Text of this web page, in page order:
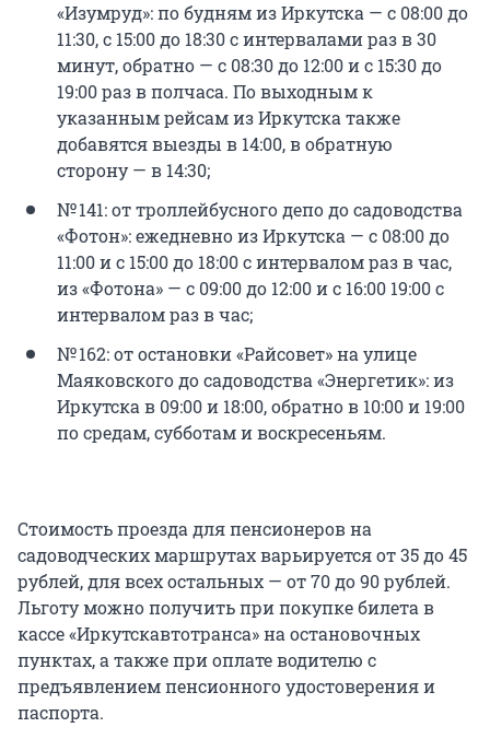
«Изумруд»: по будням из Иркутска — с 08:00 до
11:30, с 15:00 до 18:30 с интервалами раз в 30
минут, обратно — с 08:30 до 12:00 и с 15:30 до
19:00 раз в полчаса. По выходным к
указанным рейсам из Иркутска также
добавятся выезды в 14:00, в обратную
сторону — в 14:30;
№ 141: от троллейбусного депо до садоводства
«Фотон»: ежедневно из Иркутска — с 08:00 до
11:00 и с 15:00 до 18:00 с интервалом раз в час,
из «Фотона» — с 09:00 до 12:00 и с 16:00 19:00 с
интервалом раз в час;
№ 162: от остановки «Райсовет» на улице
Маяковского до садоводства «Энергетик»: из
Иркутска в 09:00 и 18:00, обратно в 10:00 и 19:00
по средам, субботам и воскресеньям.
Стоимость проезда для пенсионеров на
садоводческих маршрутах варьируется от 35 до 45
рублей, для всех остальных — от 70 до 90 рублей.
Льготу можно получить при покупке билета в
кассе «Иркутскавтотранса» на остановочных
пунктах, а также при оплате водителю с
предъявлением пенсионного удостоверения и
паспорта.